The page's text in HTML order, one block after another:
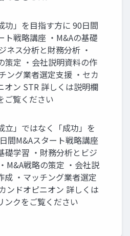
功」を目指す方に 90日間
ト戦略講座 ・M&Aの基礎
ネス分析と財務分析 ・
策定 ・会社説明資料の作
ング業者選定支援 ・セカ
オン STR 詳しくは説明欄
ご覧ください
立」ではなく「成功」を
間M&Aスタート戦略講座
礎学習 ・財務分析とビジ
M&A戦略の策定 ・会社説
成 ・マッチング業者選定
ンドオピニオン 詳しくは
ンクをご覧ください